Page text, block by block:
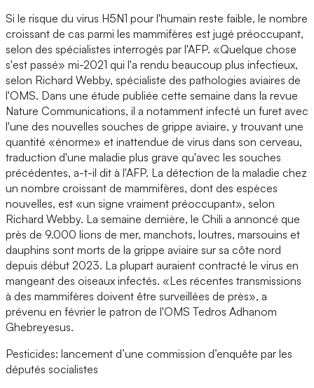
Si le risque du virus H5N1 pour l'humain reste faible, le nombre
croissant de cas parmi les mammifères est jugé préoccupant,
selon des spécialistes interrogés par l'AFP. «Quelque chose
s'est passé» mi-2021 qui l'a rendu beaucoup plus infectieux,
selon Richard Webby, spécialiste des pathologies aviaires de
l'OMS. Dans une étude publiée cette semaine dans la revue
Nature Communications, il a notamment infecté un furet avec
l'une des nouvelles souches de grippe aviaire, y trouvant une
quantité «énorme» et inattendue de virus dans son cerveau,
traduction d'une maladie plus grave qu'avec les souches
précédentes, a-t-il dit à l'AFP. La détection de la maladie chez
un nombre croissant de mammifères, dont des espèces
nouvelles, est «un signe vraiment préoccupant», selon
Richard Webby. La semaine dernière, le Chili a annoncé que
près de 9.000 lions de mer, manchots, loutres, marsouins et
dauphins sont morts de la grippe aviaire sur sa côte nord
depuis début 2023. La plupart auraient contracté le virus en
mangeant des oiseaux infectés. «Les récentes transmissions
à des mammifères doivent être surveillées de près», a
prévenu en février le patron de l'OMS Tedros Adhanom
Ghebreyesus.
Pesticides: lancement d’une commission d’enquête par les
députés socialistes